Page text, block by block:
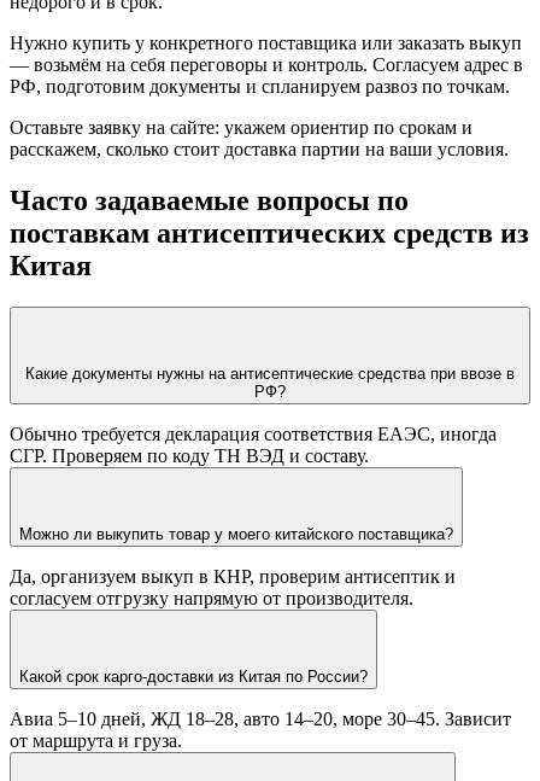
Нужно купить у конкретного поставщика или заказать выкуп
— возьмём на себя переговоры и контроль. Согласуем адрес в
РФ, подготовим документы и спланируем развоз по точкам.
Оставьте заявку на сайте: укажем ориентир по срокам и
расскажем, сколько стоит доставка партии на ваши условия.
Часто задаваемые вопросы по
поставкам антисептических средств из
Китая
Какие документы нужны на антисептические средства при ввозе в
РФ?
Обычно требуется декларация соответствия ЕАЭС, иногда
СГР. Проверяем по коду ТН ВЭД и составу.
Можно ли выкупить товар у моего китайского поставщика?
Да, организуем выкуп в КНР, проверим антисептик и
согласуем отгрузку напрямую от производителя.
Какой срок карго-доставки из Китая по России?
Авиа 5–10 дней, ЖД 18–28, авто 14–20, море 30–45. Зависит
от маршрута и груза.